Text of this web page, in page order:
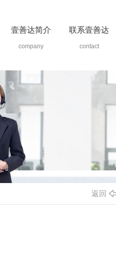
壹善达简介
company
联系壹善达
contact
返回